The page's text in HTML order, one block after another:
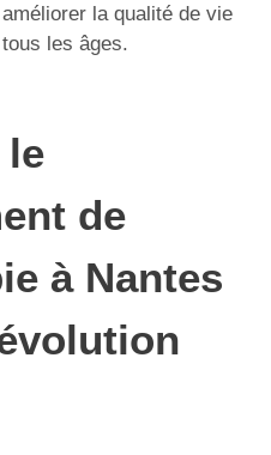
la qualité de vie
les âges.
le
de
à Nantes